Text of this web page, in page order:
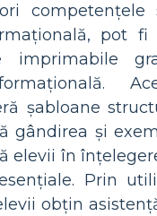
competențele
pot
imprimabile
șabloane
gândirea și
elevii în
Prin
obțin